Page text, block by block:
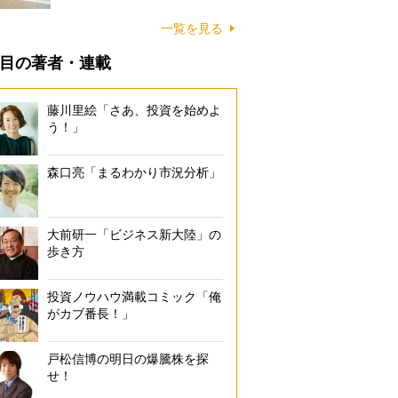
一覧を見る
の著者・連載
藤川里絵「さあ、投資を始めよ
う！」
森口亮「まるわかり市況分析」
大前研一「ビジネス新大陸」の
歩き方
投資ノウハウ満載コミック「俺
がカブ番長！」
戸松信博の明日の爆騰株を探
せ！